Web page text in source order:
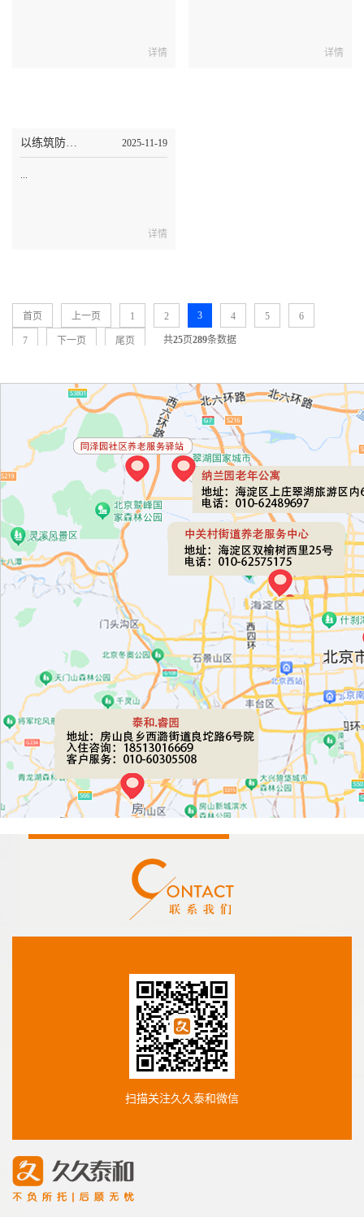
详情 详情
2025-11-19
详情
首页 上一页 1 2 3 4 5 6
7 下一页 尾页 共25页289条数据
扫描关注久久泰和微信